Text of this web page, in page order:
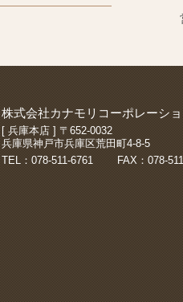
株式会社カナモリコーポレーシ
[ 兵庫本店 ] 〒652-0032
兵庫県神戸市兵庫区荒田町4-8-5
TEL：078-511-6761 FAX：078-